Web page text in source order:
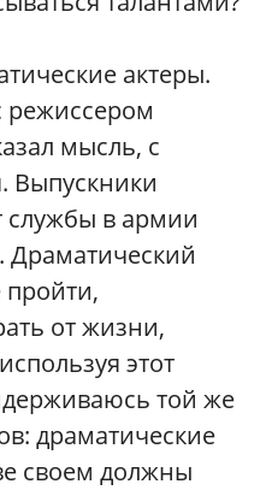
актеры.
режиссером
мысль, с
Выпускники
службы в армии
Драматический
пройти,
от жизни,
этот
той же
драматические
своем должны